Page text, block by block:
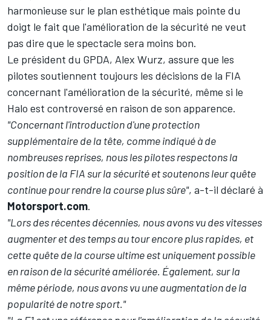
harmonieuse sur le plan esthétique mais pointe du
doigt le fait que l'amélioration de la sécurité ne veut
pas dire que le spectacle sera moins bon.
Le président du GPDA, Alex Wurz, assure que les
pilotes soutiennent toujours les décisions de la FIA
concernant l'amélioration de la sécurité, même si le
Halo est controversé en raison de son apparence.
"Concernant l'introduction d'une protection
supplémentaire de la tête, comme indiqué à de
nombreuses reprises, nous les pilotes respectons la
position de la FIA sur la sécurité et soutenons leur quête
continue pour rendre la course plus sûre", a-t-il déclaré à
Motorsport.com.
"Lors des récentes décennies, nous avons vu des vitesses
augmenter et des temps au tour encore plus rapides, et
cette quête de la course ultime est uniquement possible
en raison de la sécurité améliorée. Également, sur la
même période, nous avons vu une augmentation de la
popularité de notre sport."